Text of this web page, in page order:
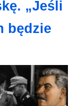
„Jeśli
będzie